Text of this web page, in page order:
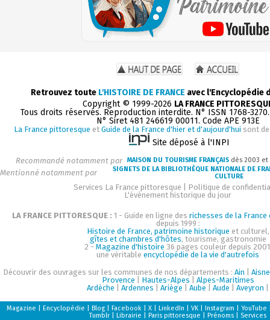
Retrouvez toute L'HISTOIRE DE FRANCE avec l'Encyclopédie
Copyright © 1999-2026 LA FRANCE
Tous droits réservés. Reproduction interdite. N° ISSN 1768-
N° Siret 481 246619 00011. Code APE 913E
La France pittoresque et Guide de la France d'hier et d'aujourd'hui sont
Site déposé à l'INPI
Recommandé notamment par MAISON DU TOURISME FRANÇAIS dès 2003 et
Mentionné notamment par
SIGNETS DE LA BIBLIOTHÈQUE NATIONALE DE
CULTURE
Services La France pittoresque
Politique de
L'événement historique du jour
LA FRANCE PITTORESQUE : 1 - Guide en ligne des richesses de la
depuis 1999 :
Histoire de France, patrimoine historique et culturel,
gîtes et chambres d'hôtes, tourisme, gastronomie
2 - Magazine d'histoire 36 pages couleur depuis
une véritable encyclopédie de la vie d'autrefois
Découvrir des ouvrages sur les communes de nos départements : Ain
Aisne
Provence
Hautes-Alpes
Alpes-Maritimes
Ardèche
Ardennes Ariège Aube Aude Aveyron
Magazine Encyclopédie Blog Facebook X LinkedIn VK Instagram YouTube
Tumblr
Librairie Paris pittoresque Prénoms Services